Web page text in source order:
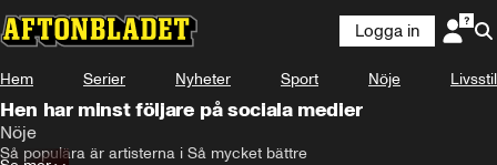
Logga in
Hem Serier Nyheter Sport Nöje Livsstil
Hen har minst följare på sociala medier
Nöje
Så populära är artisterna i Så mycket bättre